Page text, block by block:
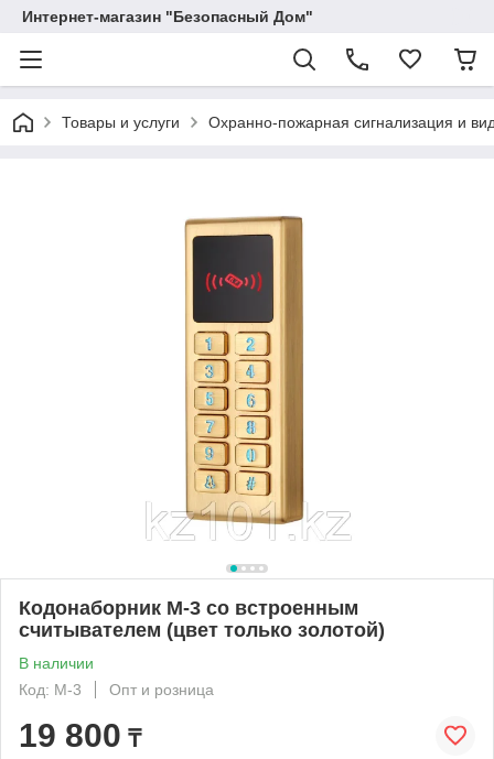
Интернет-магазин "Безопасный Дом"
Товары и услуги Охранно-пожарная сигнализация и
Кодонаборник M-3 со встроенным
считывателем (цвет только золотой)
В наличии
Код: M-3
Опт и розница
19 800 ₸